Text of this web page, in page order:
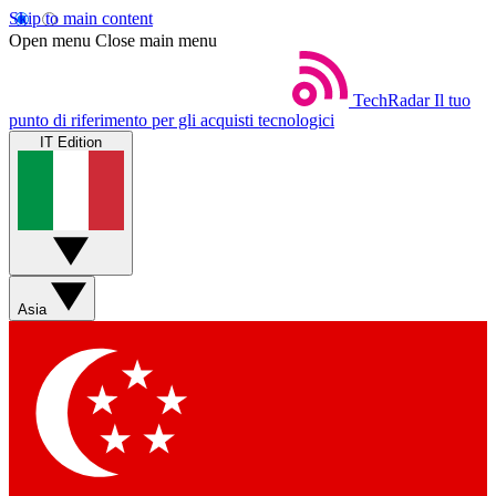
Skip to main content
Open menu Close main menu
TechRadar Il tuo
punto di riferimento per gli acquisti tecnologici
IT Edition
Asia